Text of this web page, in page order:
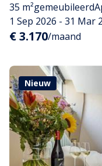
35 m²gemeubileerd
1 Sep 2026 - 31 Mar
€ 3.170/maand
Nieuw